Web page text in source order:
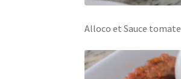
Alloco et Sauce tomate